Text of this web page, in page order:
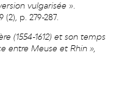
vulgarisée »
p. 279-287.
(1554-1612) et son temps
entre Meuse et Rhin »,